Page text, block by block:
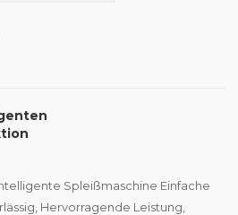
Spleißmaschine Einfache
Hervorragende Leistung,